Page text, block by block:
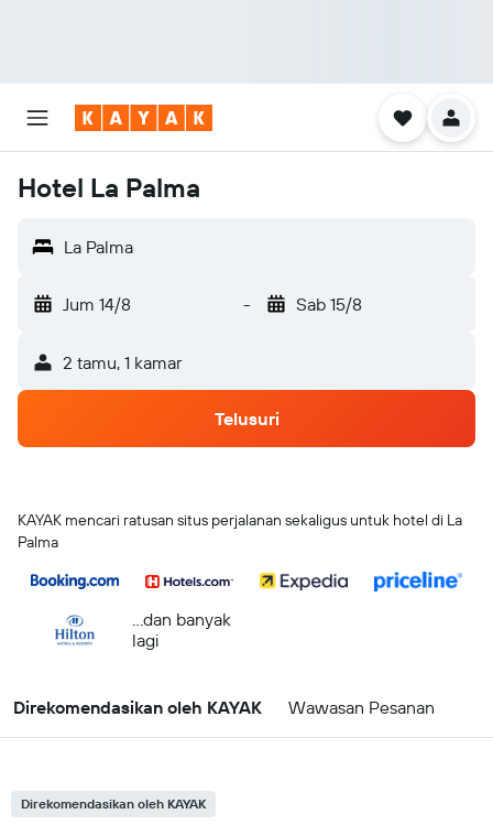
Hotel La Palma
La Palma
Jum 14/8 - Sab 15/8
2 tamu, 1 kamar
Telusuri
KAYAK mencari ratusan situs perjalanan sekaligus untuk hotel di La
Palma
...dan banyak
lagi
Direkomendasikan oleh KAYAK Wawasan Pesanan
Direkomendasikan oleh KAYAK